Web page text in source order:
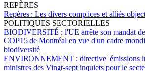
REPÈRES
Repères : Les divers complices et alliés
POLITIQUES SECTORIELLES
BIODIVERSITÉ : l'UE arrête son mandat
COP15 de Montréal en vue d'un cadre
biodiversité
ENVIRONNEMENT : directive 'émissions
ministres des Vingt-sept inquiets pour le